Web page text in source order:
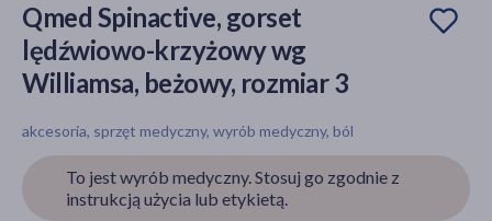
Qmed Spinactive, gorset
lędźwiowo-krzyżowy wg
Williamsa, beżowy, rozmiar 3
akcesoria, sprzęt medyczny, wyrób medyczny, ból
To jest wyrób medyczny. Stosuj go zgodnie z
instrukcją użycia lub etykietą.